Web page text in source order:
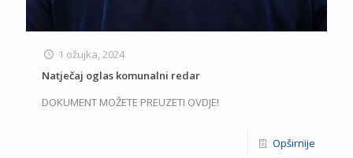
1 ožujka, 2024
Natječaj oglas komunalni redar
DOKUMENT MOŽETE PREUZETI OVDJE!
Opširnije